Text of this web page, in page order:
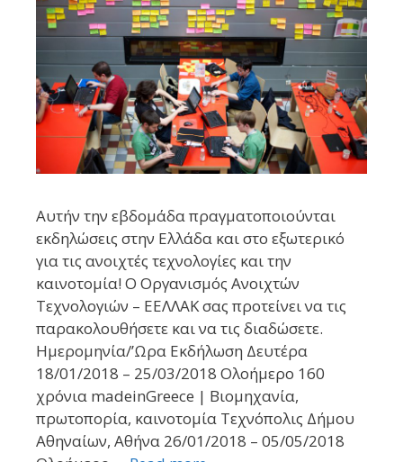
Αυτήν την εβδομάδα πραγματοποιούνται
εκδηλώσεις στην Ελλάδα και στο εξωτερικό
για τις ανοιχτές τεχνολογίες και την
καινοτομία! Ο Οργανισμός Ανοιχτών
Τεχνολογιών – ΕΕΛΛΑΚ σας προτείνει να τις
παρακολουθήσετε και να τις διαδώσετε.
Ημερομηνία/’Ωρα Εκδήλωση Δευτέρα
18/01/2018 – 25/03/2018 Ολοήμερο 160
χρόνια madeinGreece | Βιομηχανία,
πρωτοπορία, καινοτομία Τεχνόπολις Δήμου
Αθηναίων, Αθήνα 26/01/2018 – 05/05/2018